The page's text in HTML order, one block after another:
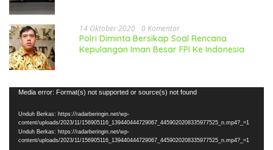
14 Oktober 2020 0 Komentar
Polri Diminta Bersikap Soal Rencana
Kepulangan Iman Besar FPI Ke Indonesia
Pemutar
Media error: Format(s) not supported or source(s) not found
Unduh Berkas: https://radarberingin.net/wp-
content/uploads/2023/11/156905116_139440444729067_4459020208335977525_n.mp4?_=1
Unduh Berkas: https://radarberingin.net/wp-
content/uploads/2023/11/156905116_139440444729067_4459020208335977525_n.mp4?_=1